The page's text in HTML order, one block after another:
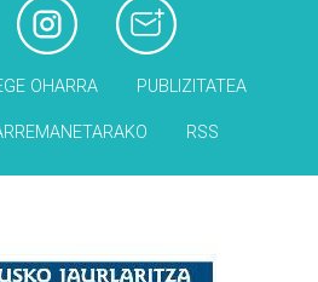
OHARRA PUBLIZITATEA
RSS